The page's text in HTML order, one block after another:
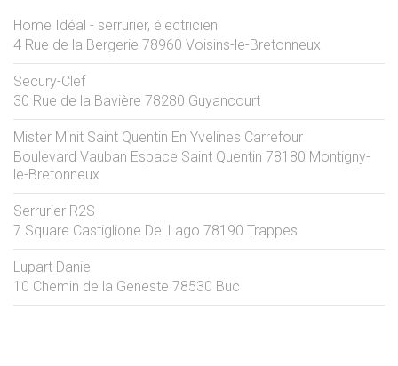
Home Idéal - serrurier, électricien
4 Rue de la Bergerie 78960 Voisins-le-Bretonneux
Secury-Clef
30 Rue de la Bavière 78280 Guyancourt
Mister Minit Saint Quentin En Yvelines Carrefour
Boulevard Vauban Espace Saint Quentin 78180 Montigny-
le-Bretonneux
Serrurier R2S
7 Square Castiglione Del Lago 78190 Trappes
Lupart Daniel
10 Chemin de la Geneste 78530 Buc